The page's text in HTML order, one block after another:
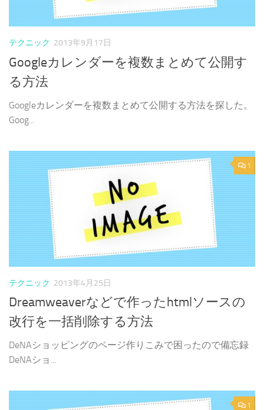
テクニック 2013年9月17日
Googleカレンダーを複数まとめて公開す
る方法
Googleカレンダーを複数まとめて公開する方法を探した。
Goog...
1
テクニック 2013年4月25日
Dreamweaverなどで作ったhtmlソースの
改行を一括削除する方法
DeNAショッピングのページ作りこみで困ったので備忘録
DeNAショ...
1